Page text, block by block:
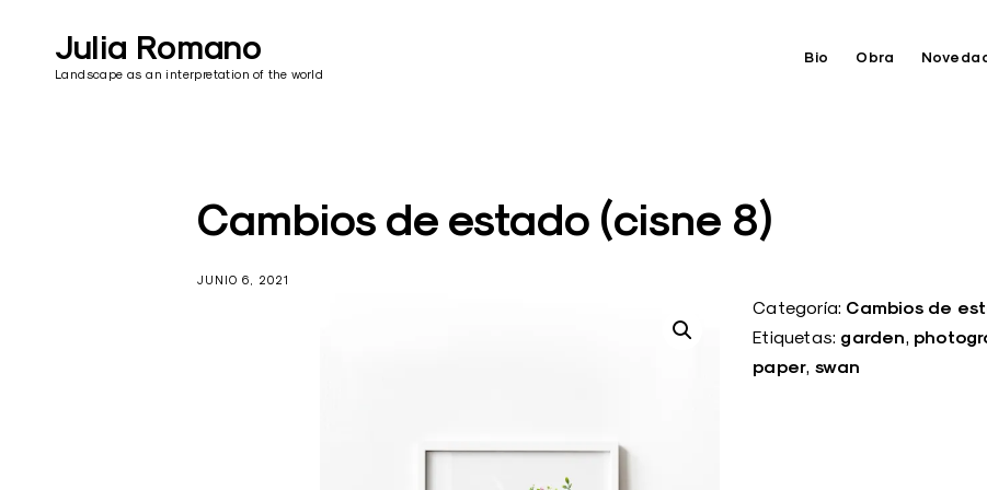
contentJulia Romano
Landscape as an interpretation of the world
Bio Obra
Cambios de estado (cisne 8)
JUNIO 6, 2021
Categoría: Cambios de
Etiquetas: garden,
paper, swan